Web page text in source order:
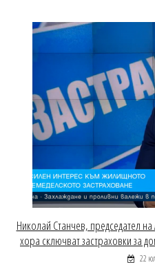
Николай Станчев, председател
хора сключват застраховки за
22